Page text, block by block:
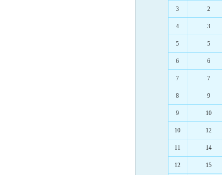
3 2
4 3
5 5
6 6
7 7
8 9
9 10
10 12
11 14
12 15